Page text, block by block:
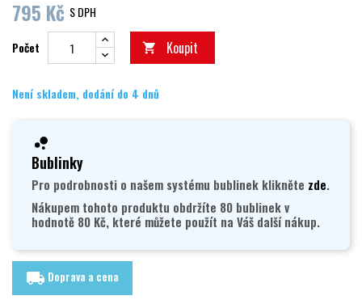
795 Kč S DPH
Počet  Koupit
Není skladem, dodání do 4 dnů
Bublinky
Pro podrobnosti o našem systému bublinek klikněte zde.
Nákupem tohoto produktu obdržíte 80 bublinek v
hodnotě 80 Kč, které můžete použít na Váš další nákup.
local_shipping Doprava a cena